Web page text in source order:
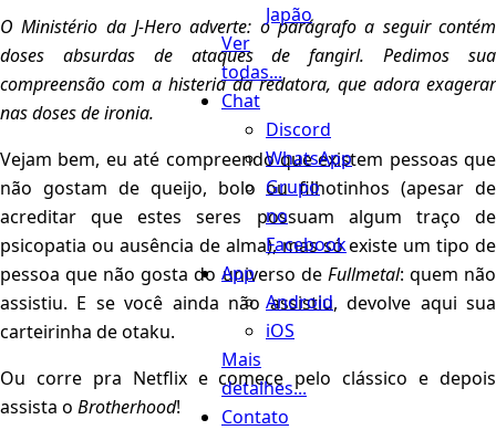
Japão
Ver
todas...
Chat
Discord
WhatsApp
Grupo
no
Facebook
App
Android
iOS
Mais
detalhes...
Contato
O Ministério da J-Hero adverte: o parágrafo a seguir contém
doses absurdas de ataques defangirl. Pedimos sua
compreensão com a histeria da redatora, que adora exagerar
nas doses de ironia.
Vejam bem, eu até compreendo que existem pessoas que
não gostam de queijo, bolo ou filhotinhos (apesar de
acreditar que estes seres possuam algum traço de
psicopatia ou ausência de alma), mas só existe um tipo de
pessoa que não gosta do universo de Fullmetal: quem não
assistiu. E se você ainda não assistiu, devolve aqui sua
carteirinha de otaku.
Ou corre pra Netflix e comece pelo clássico e depois
assista o Brotherhood!